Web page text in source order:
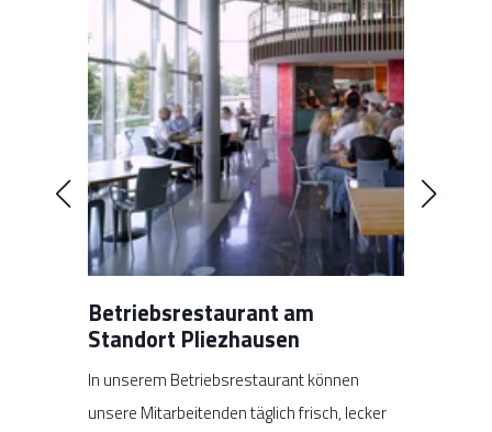
Betriebsrestaurant am
Standort Pliezhausen
In unserem Betriebsrestaurant können
unsere Mitarbeitenden täglich frisch, lecker